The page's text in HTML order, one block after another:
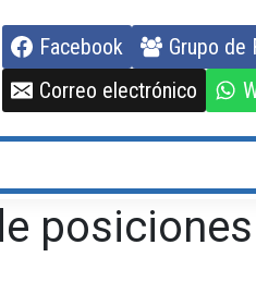
Facebook Grupo de
Correo electrónico